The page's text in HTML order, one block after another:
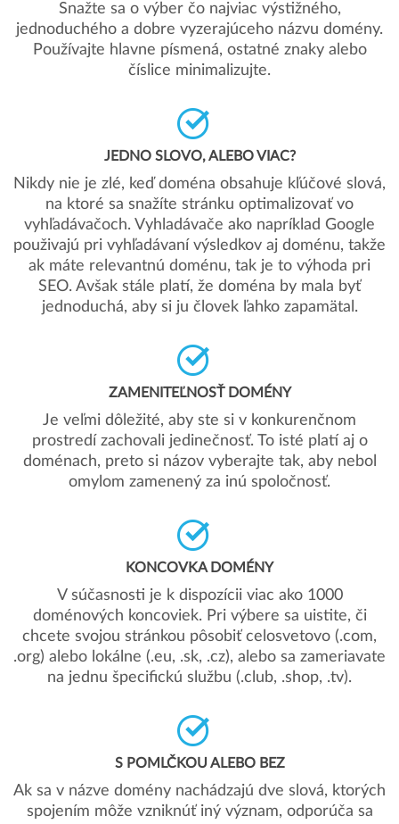
Snažte sa o výber čo najviac výstižného,
jednoduchého a dobre vyzerajúceho názvu domény.
Používajte hlavne písmená, ostatné znaky alebo
číslice minimalizujte.
JEDNO SLOVO, ALEBO VIAC?
Nikdy nie je zlé, keď doména obsahuje kľúčové slová,
na ktoré sa snažíte stránku optimalizovať vo
vyhľadávačoch. Vyhladávače ako napríklad Google
použivajú pri vyhľadávaní výsledkov aj doménu, takže
ak máte relevantnú doménu, tak je to výhoda pri
SEO. Avšak stále platí, že doména by mala byť
jednoduchá, aby si ju človek ľahko zapamätal.
ZAMENITEĽNOSŤ DOMÉNY
Je veľmi dôležité, aby ste si v konkurenčnom
prostredí zachovali jedinečnosť. To isté platí aj o
doménach, preto si názov vyberajte tak, aby nebol
omylom zamenený za inú spoločnosť.
KONCOVKA DOMÉNY
V súčasnosti je k dispozícii viac ako 1000
doménových koncoviek. Pri výbere sa uistite, či
chcete svojou stránkou pôsobiť celosvetovo (.com,
.org) alebo lokálne (.eu, .sk, .cz), alebo sa zameriavate
na jednu špecifickú službu (.club, .shop, .tv).
S POMLČKOU ALEBO BEZ
Ak sa v názve domény nachádzajú dve slová, ktorých
spojením môže vzniknúť iný význam, odporúča sa